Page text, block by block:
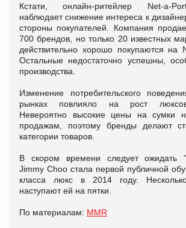
Кстати, онлайн-ритейлер Net-a-
наблюдает снижение интереса к
стороны покупателей. Компания
700 брендов, но только 20 известных
действительно хорошо покупаются на
Остальные недостаточно успешны,
производства.
Изменение потребительского
рынках повлияло на рост
Невероятно высокие цены на сумки
продажам, поэтому бренды делают
категории товаров.
В скором времени следует ожидать
Jimmy Choo стала первой публичной
класса люкс в 2014 году.
наступают ей на пятки.
По материалам: MMR